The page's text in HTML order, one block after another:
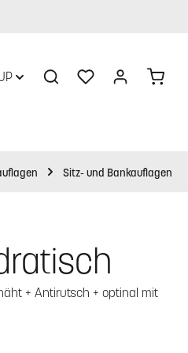
Du hast 0 Produkte
Sitz- und Bankauflagen
+ Antirutsch + optinal mit